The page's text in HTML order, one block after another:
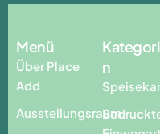
Menü
Über Place
Add
Ausstellungsraum
n